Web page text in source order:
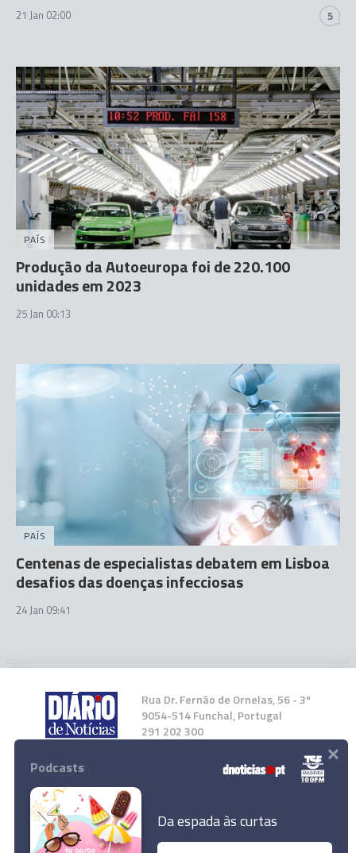
21 Jan 02:00 5
PAÍS
Produção da Autoeuropa foi de 220.100
unidades em 2023
25 Jan 00:13
PAÍS
Centenas de especialistas debatem em Lisboa
desafios das doenças infecciosas
24 Jan 09:41
Rua Dr. Fernão de Ornelas, 56 - 3º
9054-514 Funchal, Portugal
291 202 300
Instale a nossa App
Podcasts
Da espada às curtas
×